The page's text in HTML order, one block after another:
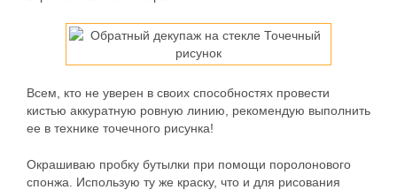
Всем, кто не уверен в своих способностях провести
кистью аккуратную ровную линию, рекомендую выполнить
ее в технике точечного рисунка!
Окрашиваю пробку бутылки при помощи поролонового
спонжа. Использую ту же краску, что и для рисования